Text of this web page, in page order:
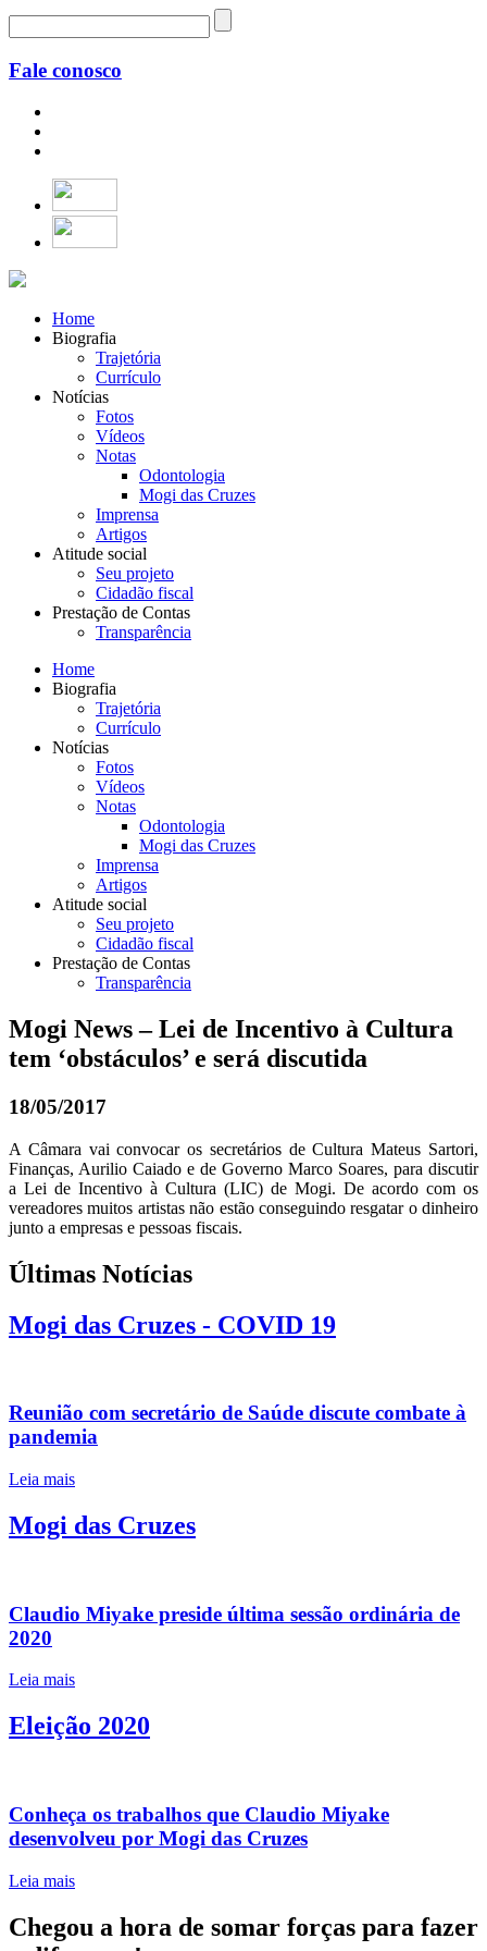
Fale conosco
Home
Biografia
Trajetória
Currículo
Notícias
Fotos
Vídeos
Notas
Odontologia
Mogi das Cruzes
Imprensa
Artigos
Atitude social
Seu projeto
Cidadão fiscal
Prestação de Contas
Transparência
Home
Biografia
Trajetória
Currículo
Notícias
Fotos
Vídeos
Notas
Odontologia
Mogi das Cruzes
Imprensa
Artigos
Atitude social
Seu projeto
Cidadão fiscal
Prestação de Contas
Transparência
Mogi News – Lei de Incentivo à Cultura
tem ‘obstáculos’ e será discutida
18/05/2017
A Câmara vai convocar os secretários de Cultura Mateus Sartori,
Finanças, Aurilio Caiado e de Governo Marco Soares, para discutir
a Lei de Incentivo à Cultura (LIC) de Mogi. De acordo com os
vereadores muitos artistas não estão conseguindo resgatar o dinheiro
junto a empresas e pessoas fiscais.
Últimas Notícias
Mogi das Cruzes - COVID 19
Reunião com secretário de Saúde discute combate à
pandemia
Leia mais
Mogi das Cruzes
Claudio Miyake preside última sessão ordinária de
2020
Leia mais
Eleição 2020
Conheça os trabalhos que Claudio Miyake
desenvolveu por Mogi das Cruzes
Leia mais
Chegou a hora de somar forças para fazer